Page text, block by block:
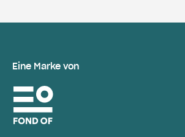
Eine Marke von